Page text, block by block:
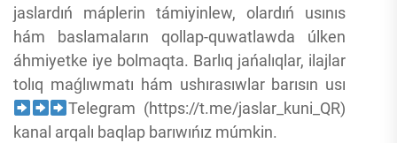
jaslardıń máplerin támiyinlew, olardıń usınıs
hám baslamaların qollap-quwatlawda úlken
áhmiyetke iye bolmaqta. Barlıq jańalıqlar, ilajlar
tolıq maǵlıwmatı hám ushırasıwlar barısın usı
Telegram (https://t.me/jaslar_kuni_QR)
kanal arqalı baqlap barıwıńız múmkin.